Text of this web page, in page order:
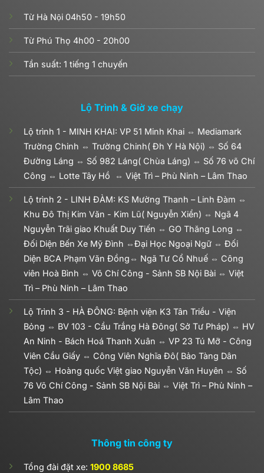
Từ Hà Nội 04h50 - 19h50
Từ Phú Thọ 4h00 - 20h00
Tần suất: 1 tiếng 1 chuyến
Lộ Trình & Giờ xe chạy
Lộ trình 1 - MINH KHAI: VP 51 Minh Khai ⇔ Mediamark
Trường Chinh ⇔ Trường Chinh( Đh Y Hà Nội) ⇔ Số 64
Đường Láng ⇔ Số 982 Láng( Chùa Láng) ⇔ Số 76 võ Chí
Công ⇔ Lotte Tây Hồ ⇔ Việt Trì – Phù Ninh – Lâm Thao
Lộ trình 2 - LINH ĐÀM: KS Mường Thanh – Linh Đàm ⇔
Khu Đô Thị Kim Văn - Kim Lũ( Nguyễn Xiển) ⇔ Ngã 4
Nguyễn Trãi giao Khuất Duy Tiến ⇔ GO Thăng Long ⇔
Đối Diện Bến Xe Mỹ Đình ⇔Đại Học Ngoại Ngữ ⇔ Đối
Diện BCA Phạm Văn Đồng⇔ Ngã Tư Cổ Nhuế ⇔ Công
viên Hoà Bình ⇔ Võ Chí Công - Sảnh SB Nội Bài ⇔ Việt
Trì – Phù Ninh – Lâm Thao
Lộ Trình 3 - HÀ ĐÔNG: Bệnh viện K3 Tân Triều - Viện
Bỏng ⇔ BV 103 - Cầu Trắng Hà Đông( Sở Tư Pháp) ⇔ HV
An Ninh - Bách Hoá Thanh Xuân ⇔ VP 23 Tú Mỡ - Công
Viên Cầu Giấy ⇔ Công Viên Nghĩa Đô( Bảo Tàng Dân
Tộc) ⇔ Hoàng quốc Việt giao Nguyễn Văn Huyên ⇔ Số
76 Võ Chí Công - Sảnh SB Nội Bài ⇔ Việt Trì – Phù Ninh –
Lâm Thao
Thông tin công ty
Tổng đài đặt xe: 1900 8685